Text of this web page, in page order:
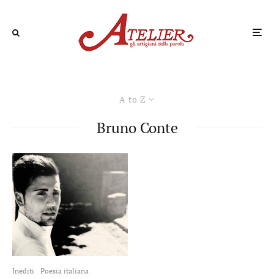
A to Z
Bruno Conte
Inediti Poesia italiana